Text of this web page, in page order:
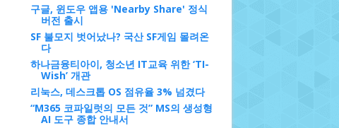
구글, 윈도우 앱용 'Nearby Share' 정식
버전 출시
SF 불모지 벗어났나? 국산 SF게임 몰려온
다
하나금융티아이, 청소년 IT교육 위한 ‘TI-
Wish’ 개관
리눅스, 데스크톱 OS 점유율 3% 넘겼다
“M365 코파일럿의 모든 것” MS의 생성형
AI 도구 종합 안내서